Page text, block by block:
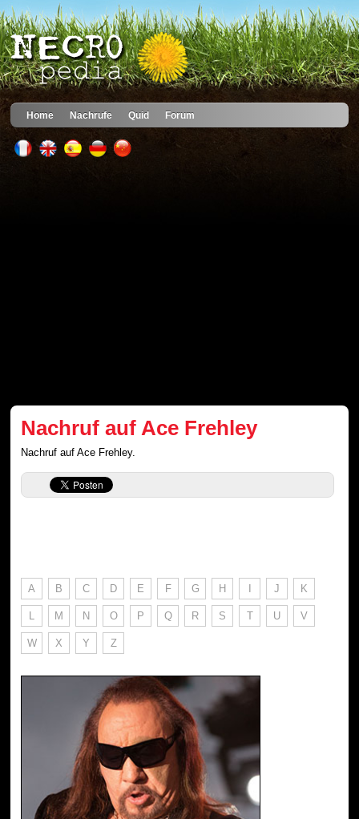
Home Nachrufe Quid Forum
Nachruf auf Ace Frehley
Nachruf auf Ace Frehley.
A B C D E F G H I J K
L M N O P Q R S T U V
W X Y Z